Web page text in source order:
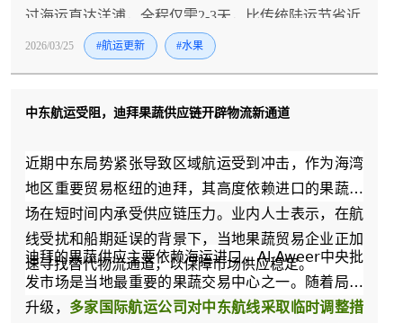
过海运直达洋浦，全程仅需2-3天，比传统陆运节省近
一半时间；今年2月，泰国新鲜龙眼搭乘JTV直航航线
运已经形成了以洋浦港为枢纽，覆盖榴莲、龙眼、山
2026/03/25 #航运更新 #水果
中东航运受阻，迪拜果蔬供应链开辟物流新通道
近期中东局势紧张导致区域航运受到冲击，作为海湾
地区重要贸易枢纽的迪拜，其高度依赖进口的果蔬市
场在短时间内承受供应链压力。业内人士表示，在航
线受扰和船期延误的背景下，当地果蔬贸易企业正加
速寻找替代物流通道，以保障市场供应稳定。
迪拜的果蔬供应主要依赖海运进口，Al Aweer中央批
发市场是当地最重要的果蔬交易中心之一。随着局势
升级， 多家国际航运公司对中东航线采取临时调整措